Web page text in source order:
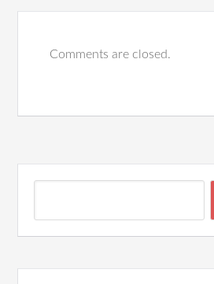
Comments are closed.